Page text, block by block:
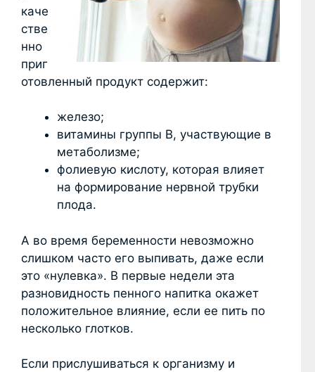
каче
стве
нно
приг
отовленный продукт содержит:
железо;
витамины группы B, участвующие в
метаболизме;
фолиевую кислоту, которая влияет
на формирование нервной трубки
плода.
А во время беременности невозможно
слишком часто его выпивать, даже если
это «нулевка». В первые недели эта
разновидность пенного напитка окажет
положительное влияние, если ее пить по
несколько глотков.
Если прислушиваться к организму и